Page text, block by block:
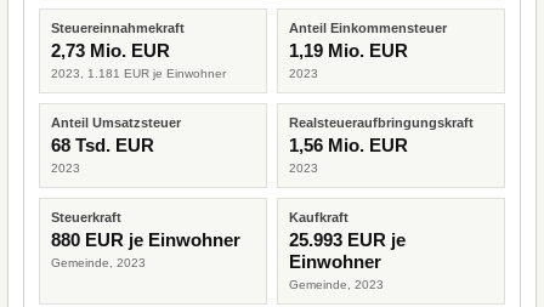
Steuereinnahmekraft
2,73 Mio. EUR
2023, 1.181 EUR je Einwohner
Anteil Einkommensteuer
1,19 Mio. EUR
2023
Anteil Umsatzsteuer
68 Tsd. EUR
2023
Realsteueraufbringungskraft
1,56 Mio. EUR
2023
Steuerkraft
880 EUR je Einwohner
Gemeinde, 2023
Kaufkraft
25.993 EUR je
Einwohner
Gemeinde, 2023